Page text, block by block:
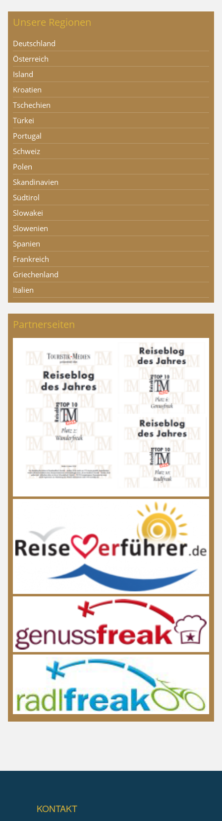
Unsere Regionen
Deutschland
Österreich
Island
Kroatien
Tschechien
Türkei
Portugal
Schweiz
Polen
Skandinavien
Südtirol
Slowakei
Slowenien
Spanien
Frankreich
Griechenland
Italien
Partnerseiten
KONTAKT